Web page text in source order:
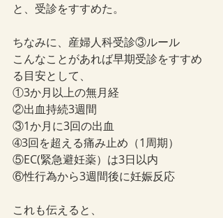
と、受診をすすめた。
ちなみに、産婦人科受診③ルール
こんなことがあれば早期受診をすすめ
る目安として、
①3か月以上の無月経
②出血持続3週間
③1か月に3回の出血
➃3回を超える痛み止め（1周期）
⑤EC(緊急避妊薬）は3日以内
⑥性行為から3週間後に妊娠反応
これも伝えると、